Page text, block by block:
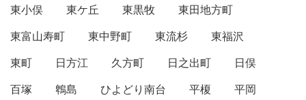
東小俣 東ケ丘 東黒牧
東田地方町
東富山寿町
東中野町 東流杉
東福沢
東町
日方江 久方町 日之出町
日俣
百塚
鵯島 ひよどり南台 平榎
平岡